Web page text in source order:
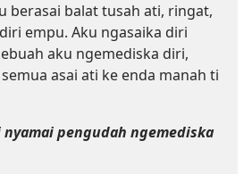
berasai balat tusah ati, ringat,
empu. Aku ngasaika diri
aku ngemediska diri,
asai ati ke enda manah ti
pengudah ngemediska